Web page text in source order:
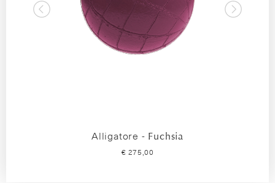
Alligatore - Fuchsia
€ 275,00